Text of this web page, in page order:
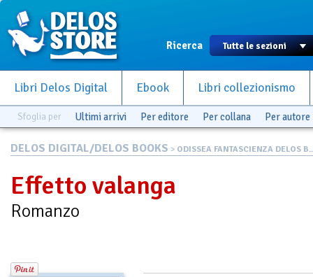
Ricerca
Libri Delos Digital Ebook Libri collezionismo
Sfoglia per Ultimi arrivi Per editore Per collana Per autore
DELOS DIGITAL/DELOS BOOKS > ODISSEA FANTASCIENZA DELOS
Effetto valanga
Romanzo